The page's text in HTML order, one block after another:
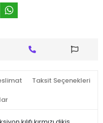
Taksit Seçenekleri